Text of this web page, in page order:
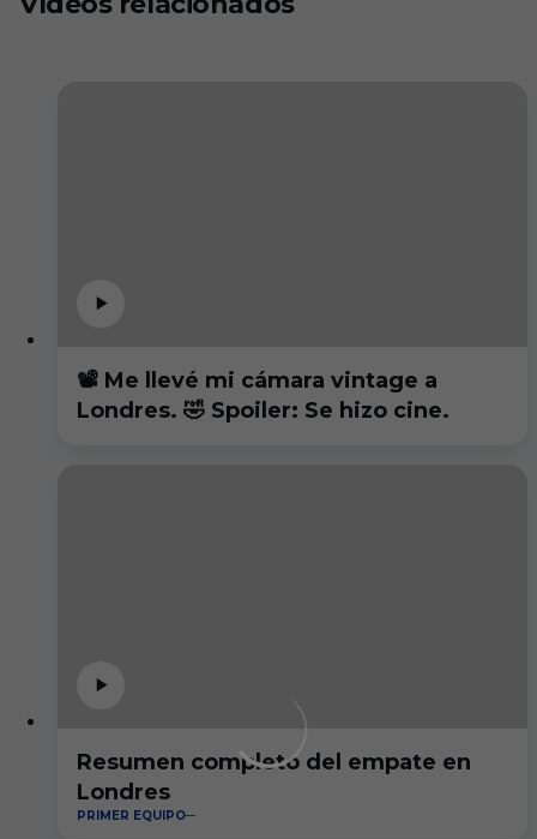
📽️ Me llevé mi cámara vintage a
Londres. 🤣 Spoiler: Se hizo cine.
Resumen completo del empate en
Londres
PRIMER EQUIPO